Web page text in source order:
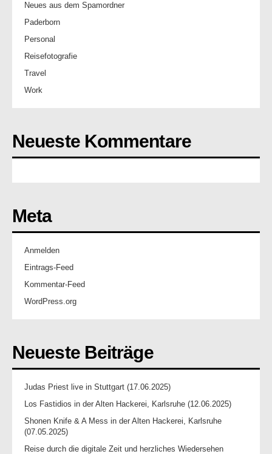
Neues aus dem Spamordner
Paderborn
Personal
Reisefotografie
Travel
Work
Neueste Kommentare
Meta
Anmelden
Eintrags-Feed
Kommentar-Feed
WordPress.org
Neueste Beiträge
Judas Priest live in Stuttgart (17.06.2025)
Los Fastidios in der Alten Hackerei, Karlsruhe (12.06.2025)
Shonen Knife & A Mess in der Alten Hackerei, Karlsruhe
(07.05.2025)
Reise durch die digitale Zeit und herzliches Wiedersehen